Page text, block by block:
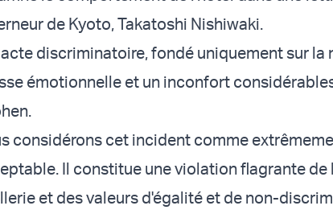
de Kyoto, Takatoshi Nishiwaki.
discriminatoire, fondé uniquement sur la
émotionnelle et un inconfort
considérons cet incident comme
Il constitue une violation flagrante de
et des valeurs d'égalité et de non-